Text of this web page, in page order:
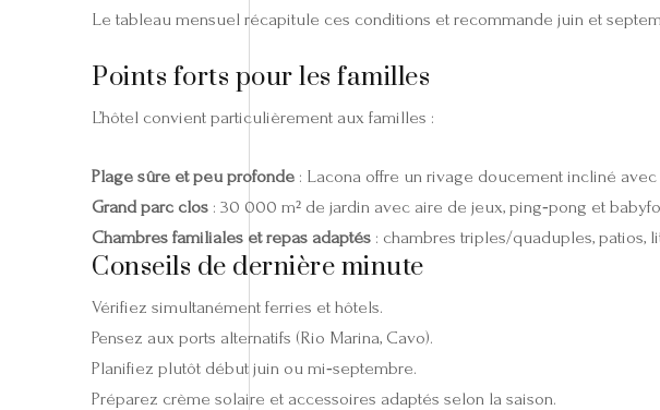
Le tableau mensuel récapitule ces conditions et recommande juin et
Points forts pour les familles
L’hôtel convient particulièrement aux familles :
Plage sûre et peu profonde : Lacona offre un rivage doucement incliné
Grand parc clos : 30 000 m² de jardin avec aire de jeux, ping‑pong et
Chambres familiales et repas adaptés : chambres triples/quaduples, patios,
Conseils de dernière minute
Vérifiez simultanément ferries et hôtels.
Pensez aux ports alternatifs (Rio Marina, Cavo).
Planifiez plutôt début juin ou mi‑septembre.
Préparez crème solaire et accessoires adaptés selon la saison.